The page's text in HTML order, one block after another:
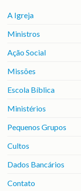
A Igreja
Ministros
Ação Social
Missões
Escola Bíblica
Ministérios
Pequenos Grupos
Cultos
Dados Bancários
Contato